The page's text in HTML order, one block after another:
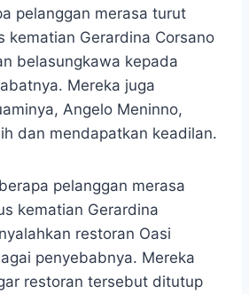
pelanggan merasa turut
kematian Gerardina Corsano
belasungkawa kepada
Mereka juga
Angelo Meninno,
dan mendapatkan keadilan.
pelanggan merasa
kematian Gerardina
restoran Oasi
penyebabnya. Mereka
restoran tersebut ditutup